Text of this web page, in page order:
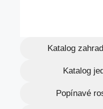
Katalog
Katalog
Popínavé